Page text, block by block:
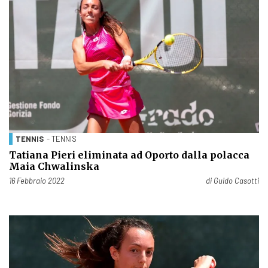
TENNIS - TENNIS
Tatiana Pieri eliminata ad Oporto dalla polacca
Maia Chwalinska
Pubblicato il
16 Febbraio 2022 di Guido Casotti